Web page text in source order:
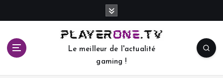
c
Le meilleur de l'actualité
gaming !